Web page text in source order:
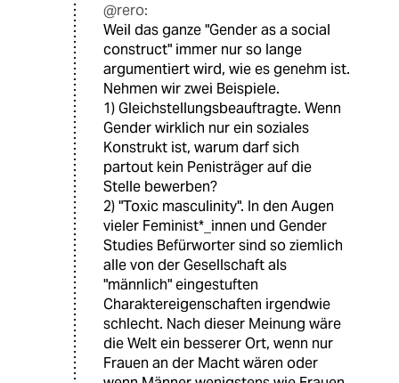
@rero:
Weil das ganze "Gender as a social
construct" immer nur so lange
argumentiert wird, wie es genehm ist.
Nehmen wir zwei Beispiele.
1) Gleichstellungsbeauftragte. Wenn
Gender wirklich nur ein soziales
Konstrukt ist, warum darf sich
partout kein Penisträger auf die
Stelle bewerben?
2) "Toxic masculinity". In den Augen
vieler Feminist*_innen und Gender
Studies Befürworter sind so ziemlich
alle von der Gesellschaft als
"männlich" eingestuften
Charaktereigenschaften irgendwie
schlecht. Nach dieser Meinung wäre
die Welt ein besserer Ort, wenn nur
Frauen an der Macht wären oder